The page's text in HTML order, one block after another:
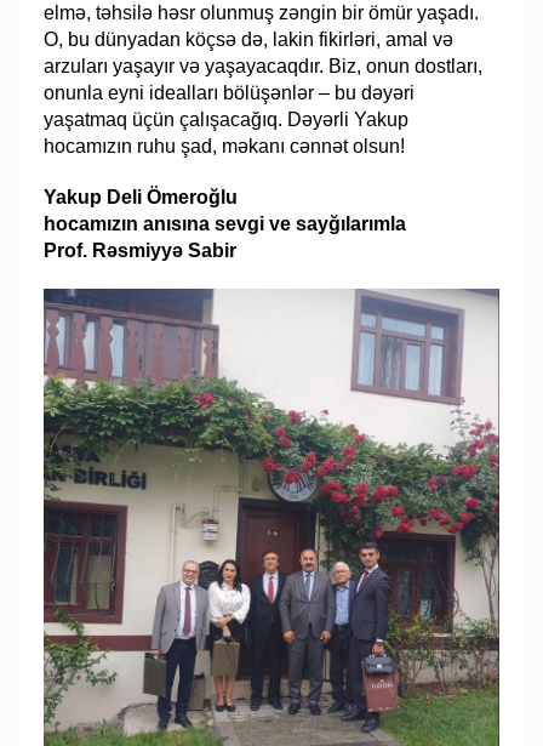
elmə, təhsilə həsr olunmuş zəngin bir ömür yaşadı.
O, bu dünyadan köçsə də, lakin fikirləri, amal və
arzuları yaşayır və yaşayacaqdır. Biz, onun dostları,
onunla eyni idealları bölüşənlər – bu dəyəri
yaşatmaq üçün çalışacağıq. Dəyərli Yakup
hocamızın ruhu şad, məkanı cənnət olsun!
Yakup Deli Ömeroğlu
hocamızın anısına sevgi ve sayğılarımla
Prof. Rəsmiyyə Sabir